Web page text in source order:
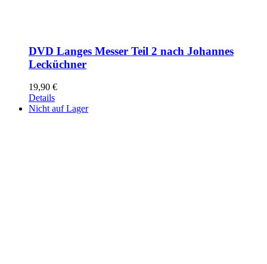
DVD Langes Messer Teil 2 nach Johannes
Lecküchner
19,90 €
Details
Nicht auf Lager